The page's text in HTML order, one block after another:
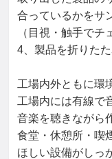
合っているかをサ
（目視・触手でチ
4、製品を折りた
工場内外ともに環
工場内には有線で
音楽を聴きながら
食堂・休憩所・喫
ほしい設備がしっ